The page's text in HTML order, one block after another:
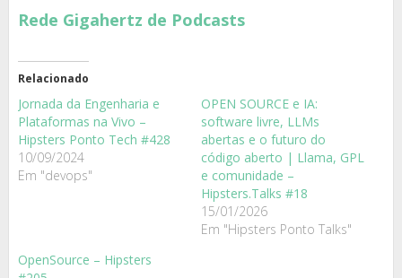
Rede Gigahertz de Podcasts
Relacionado
Jornada da Engenharia e
Plataformas na Vivo –
Hipsters Ponto Tech #428
10/09/2024
Em "devops"
OPEN SOURCE e IA:
software livre, LLMs
abertas e o futuro do
código aberto | Llama, GPL
e comunidade –
Hipsters.Talks #18
15/01/2026
Em "Hipsters Ponto Talks"
OpenSource – Hipsters